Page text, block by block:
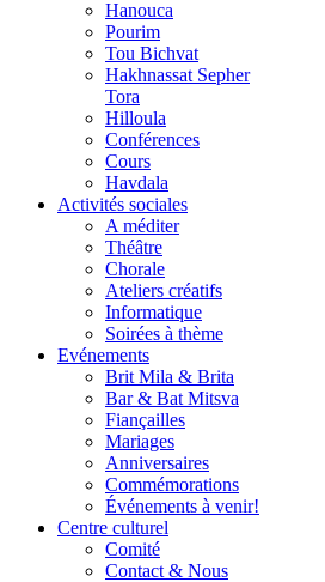
Hanouca
Pourim
Tou Bichvat
Hakhnassat Sepher
Tora
Hilloula
Conférences
Cours
Havdala
Activités sociales
A méditer
Théâtre
Chorale
Ateliers créatifs
Informatique
Soirées à thème
Evénements
Brit Mila & Brita
Bar & Bat Mitsva
Fiançailles
Mariages
Anniversaires
Commémorations
Événements à venir!
Centre culturel
Comité
Contact & Nous